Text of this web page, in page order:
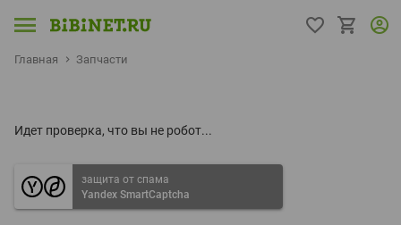
Главная Запчасти
Идет проверка, что вы не робот...
защита от спама
Yandex SmartCaptcha